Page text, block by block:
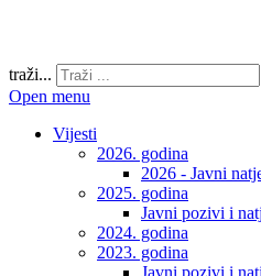
traži...
Open menu
Vijesti
2026. godina
2026 - Javni
2025. godina
Javni pozivi i
2024. godina
2023. godina
Javni pozivi i